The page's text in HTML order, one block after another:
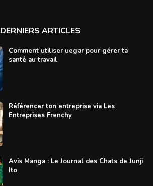
DERNIERS ARTICLES
Comment utiliser uegar pour gérer ta
santé au travail
Référencer ton entreprise via Les
Entreprises Frenchy
Avis Manga : Le Journal des Chats de Junji
Ito